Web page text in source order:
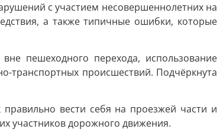
с участием несовершеннолетних на
а также типичные ошибки, которые
пешеходного перехода, использование
транспортных происшествий. Подчёркнута
вести себя на проезжей части и
участников дорожного движения.